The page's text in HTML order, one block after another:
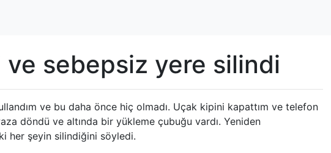
sebepsiz yere silindi
ve bu daha önce hiç olmadı. Uçak kipini kapattım ve telefon
döndü ve altında bir yükleme çubuğu vardı. Yeniden
her şeyin silindiğini söyledi.